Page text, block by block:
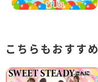
こちらもおすすめ